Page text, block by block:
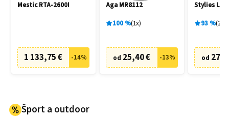
Mestic RTA-2600I
1 133,75 € -14%
Aga MR8112
100% 1x
od 25,40 € -13%
Stylies
93% 2
od
Šport a outdoor